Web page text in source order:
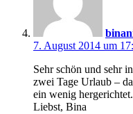
7. August 2014 um
Sehr schön und sehr
zwei Tage Urlaub –
ein wenig
Liebst, Bina